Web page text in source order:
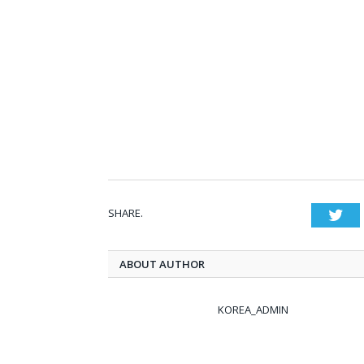
SHARE.
ABOUT AUTHOR
KOREA_ADMIN